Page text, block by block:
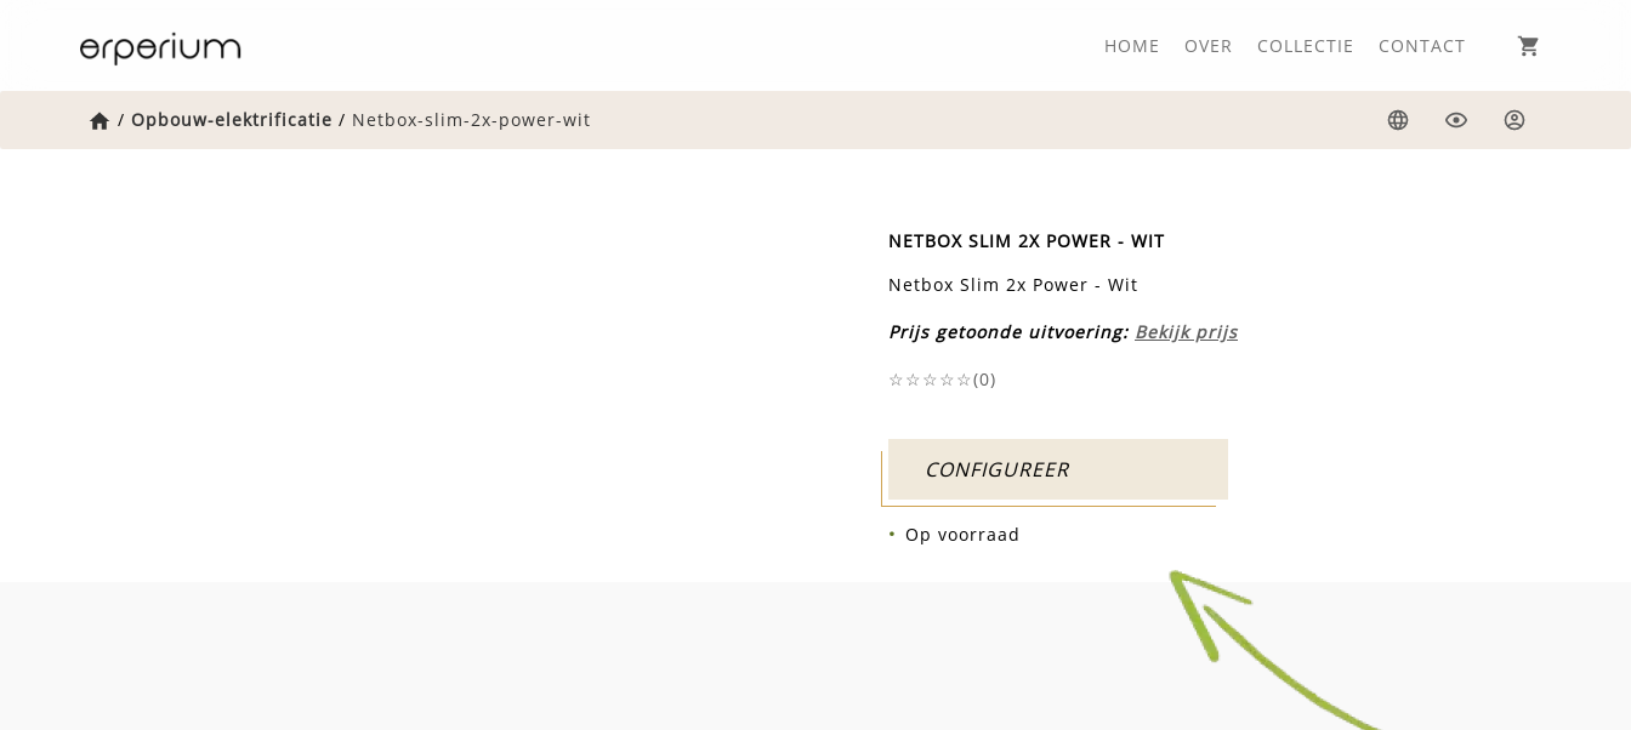
HOME OVER COLLECTIE CONTACT
Home
/ Opbouw-elektrificatie / Netbox-slim-2x-power-wit
NETBOX SLIM 2X POWER - WIT
Netbox Slim 2x Power - Wit
Prijs getoonde uitvoering: Bekijk prijs
☆☆☆☆☆(0)
CONFIGUREER
Op voorraad